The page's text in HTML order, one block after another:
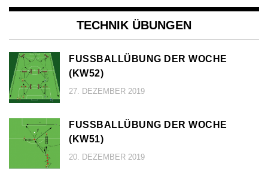
TECHNIK ÜBUNGEN
FUSSBALLÜBUNG DER WOCHE (
KW52)
27. DEZEMBER 2019
FUSSBALLÜBUNG DER WOCHE (
KW51)
20. DEZEMBER 2019